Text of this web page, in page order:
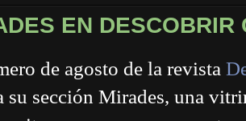
EN DESCOBRIR
de agosto de la revista
su sección Mirades, una